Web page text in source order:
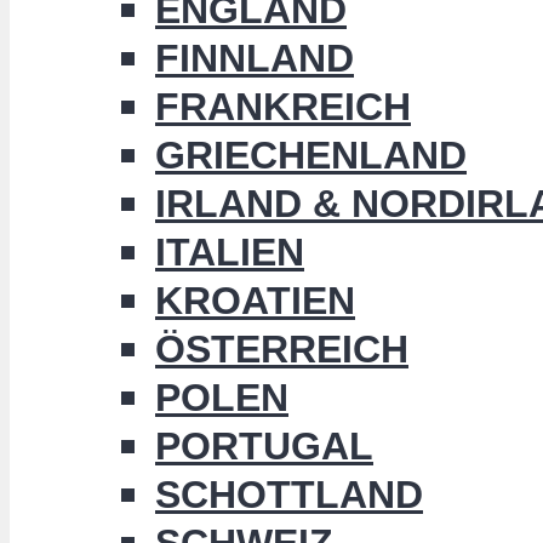
ENGLAND
FINNLAND
FRANKREICH
GRIECHENLAND
IRLAND &
ITALIEN
KROATIEN
ÖSTERREICH
POLEN
PORTUGAL
SCHOTTLAND